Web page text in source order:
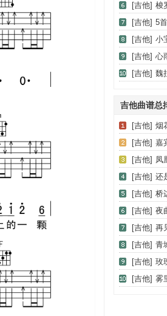
[吉他] 梭
[吉他] 5
[吉他] 小
[吉他] 心
[吉他] 魏
吉他曲谱总
[吉他] 烟
C调弹唱
[吉他] 嘉
弹唱谱）
[吉他] 凤
谱）
[吉他] 还
唱六线谱
[吉他] 桥
谱）
[吉他] 夜
[吉他] 再
调版）
[吉他] 青
谱）
[吉他] 玫
弦+拍弦
[吉他] 雾